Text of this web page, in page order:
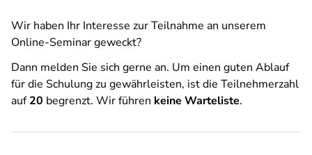
Wir haben Ihr Interesse zur Teilnahme an unserem
Online-Seminar geweckt?
Dann melden Sie sich gerne an. Um einen guten Ablauf
für die Schulung zu gewährleisten, ist die Teilnehmerzahl
auf20 begrenzt. Wir führen keine Warteliste.